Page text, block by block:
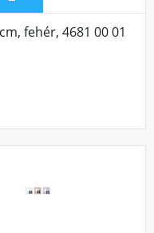
Alföldi Bázis piperepolc, 60x14 cm, fehér, 4681 00 01